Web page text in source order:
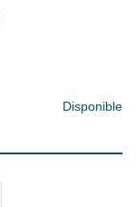
Disponible